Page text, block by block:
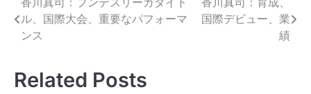
Post
navigation
ル、国際大会、重要なパフォーマ
ンス
国際デビュー、業
績
Related Posts